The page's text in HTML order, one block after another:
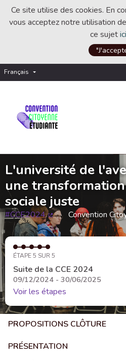
Ce site utilise des cookies. En
vous acceptez notre utilisation
ce sujetici
Français Choisir la langue
L'université de
une
sociale juste
#CCE2024
(Lien externe)
Convention
ÉTAPE 5 SUR 5
Suite de la CCE 2024
09/12/2024 - 30/06/2025
Voir les étapes
PROPOSITIONS CLÔTURE
PRÉSENTATION